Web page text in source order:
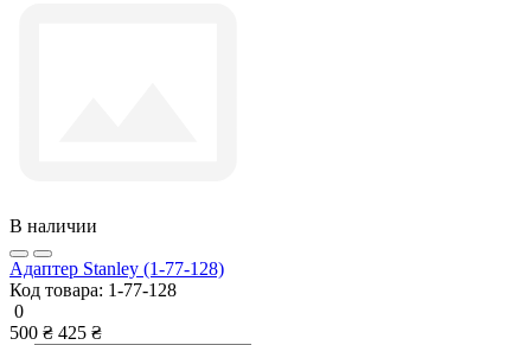
В наличии
Адаптер Stanley (1-77-128)
Код товара: 1-77-128
0
500 ₴ 425 ₴